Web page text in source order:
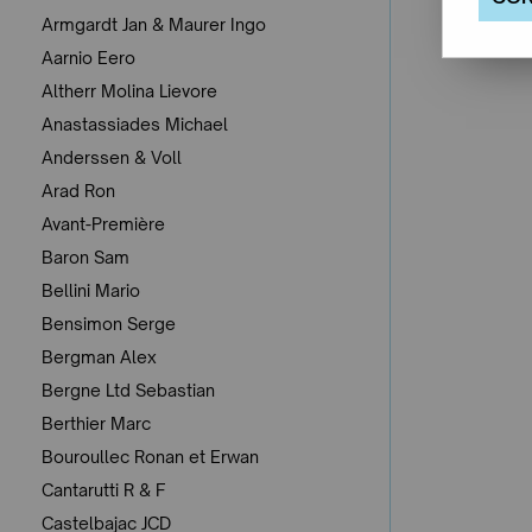
Armgardt Jan & Maurer Ingo
Aarnio Eero
Altherr Molina Lievore
Anastassiades Michael
Anderssen & Voll
Arad Ron
Avant-Première
Baron Sam
Bellini Mario
Bensimon Serge
Bergman Alex
Bergne Ltd Sebastian
Berthier Marc
Bouroullec Ronan et Erwan
Cantarutti R & F
Castelbajac JCD